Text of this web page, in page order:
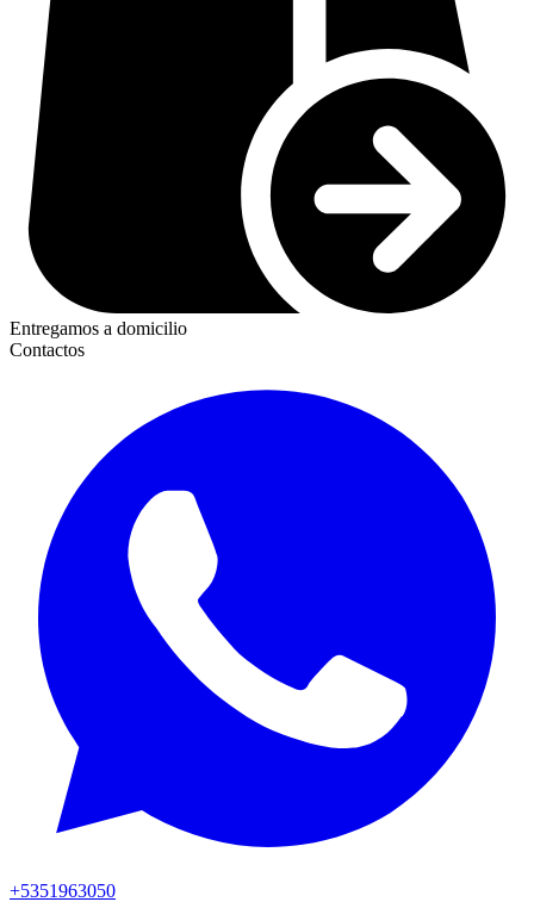
Entregamos a domicilio
Contactos
+5351963050